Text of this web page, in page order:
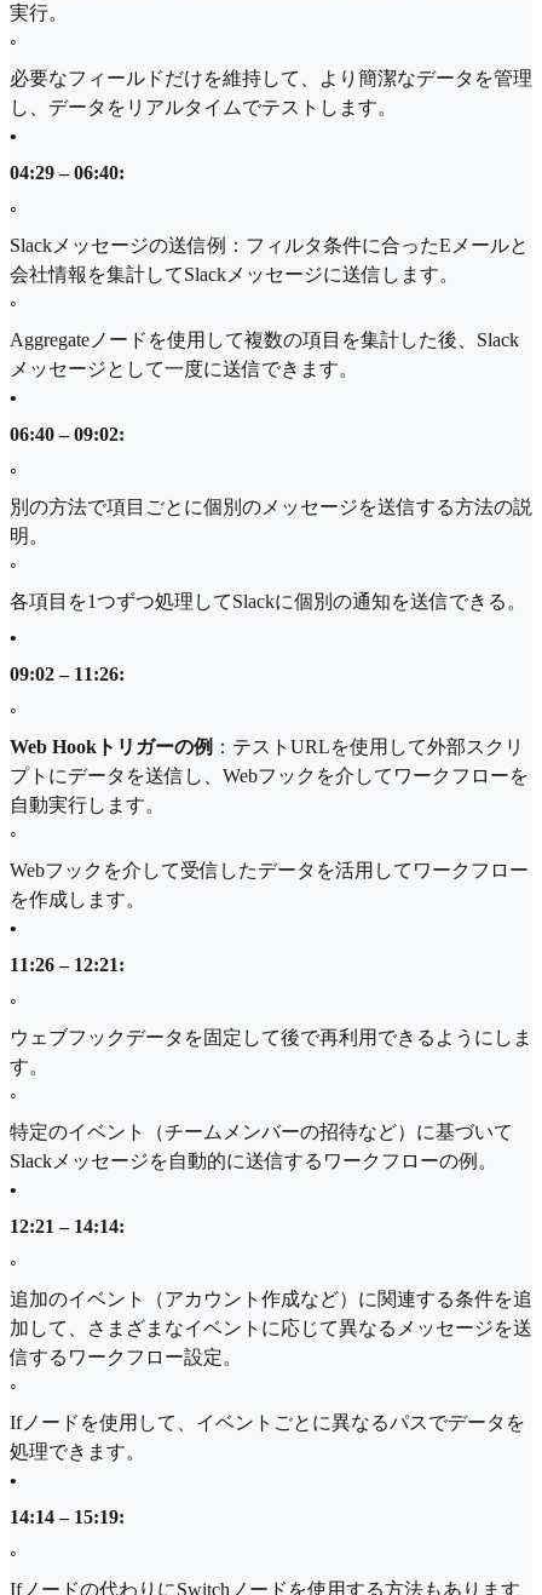
実行。
◦
必要なフィールドだけを維持して、より簡潔なデータを管理
し、データをリアルタイムでテストします。
•
04:29 – 06:40:
◦
Slackメッセージの送信例：フィルタ条件に合ったEメールと
会社情報を集計してSlackメッセージに送信します。
◦
Aggregateノードを使用して複数の項目を集計した後、Slack
メッセージとして一度に送信できます。
•
06:40 – 09:02:
◦
別の方法で項目ごとに個別のメッセージを送信する方法の説
明。
◦
各項目を1つずつ処理してSlackに個別の通知を送信できる。
•
09:02 – 11:26:
◦
Web Hookトリガーの例 ：テストURLを使用して外部スクリ
プトにデータを送信し、Webフックを介してワークフローを
自動実行します。
◦
Webフックを介して受信したデータを活用してワークフロー
を作成します。
•
11:26 – 12:21:
◦
ウェブフックデータを固定して後で再利用できるようにしま
す。
◦
特定のイベント（チームメンバーの招待など）に基づいて
Slackメッセージを自動的に送信するワークフローの例。
•
12:21 – 14:14:
◦
追加のイベント（アカウント作成など）に関連する条件を追
加して、さまざまなイベントに応じて異なるメッセージを送
信するワークフロー設定。
◦
Ifノードを使用して、イベントごとに異なるパスでデータを
処理できます。
•
14:14 – 15:19:
◦
Ifノードの代わりにSwitchノードを使用する方法もあります